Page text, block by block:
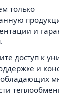
только
и
доступ к
и
обладающих